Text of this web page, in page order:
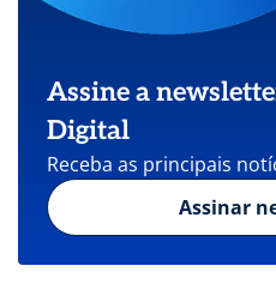
Assine a
Digital
Receba as principais
Assinar